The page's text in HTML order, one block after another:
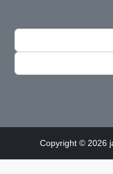
Copyright © 2026